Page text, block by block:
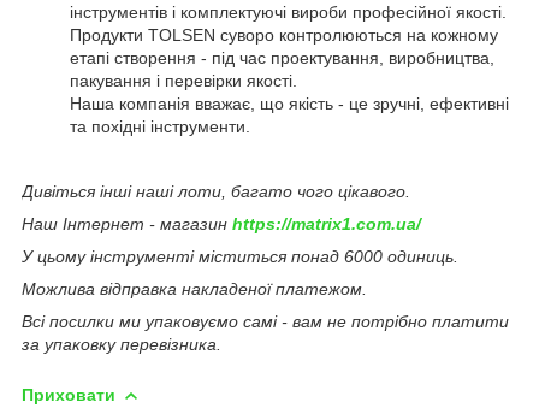
інструментів і комплектуючі вироби професійної якості.
Продукти TOLSEN суворо контролюються на кожному
етапі створення - під час проектування, виробництва,
пакування і перевірки якості.
Наша компанія вважає, що якість - це зручні, ефективні
та похідні інструменти.
Дивіться інші наші лоти, багато чого цікавого.
Наш Інтернет - магазин https://matrix1.com.ua/
У цьому інструменті міститься понад 6000 одиниць.
Можлива відправка накладеної платежом.
Всі посилки ми упаковуємо самі - вам не потрібно платити
за упаковку перевізника.
Приховати